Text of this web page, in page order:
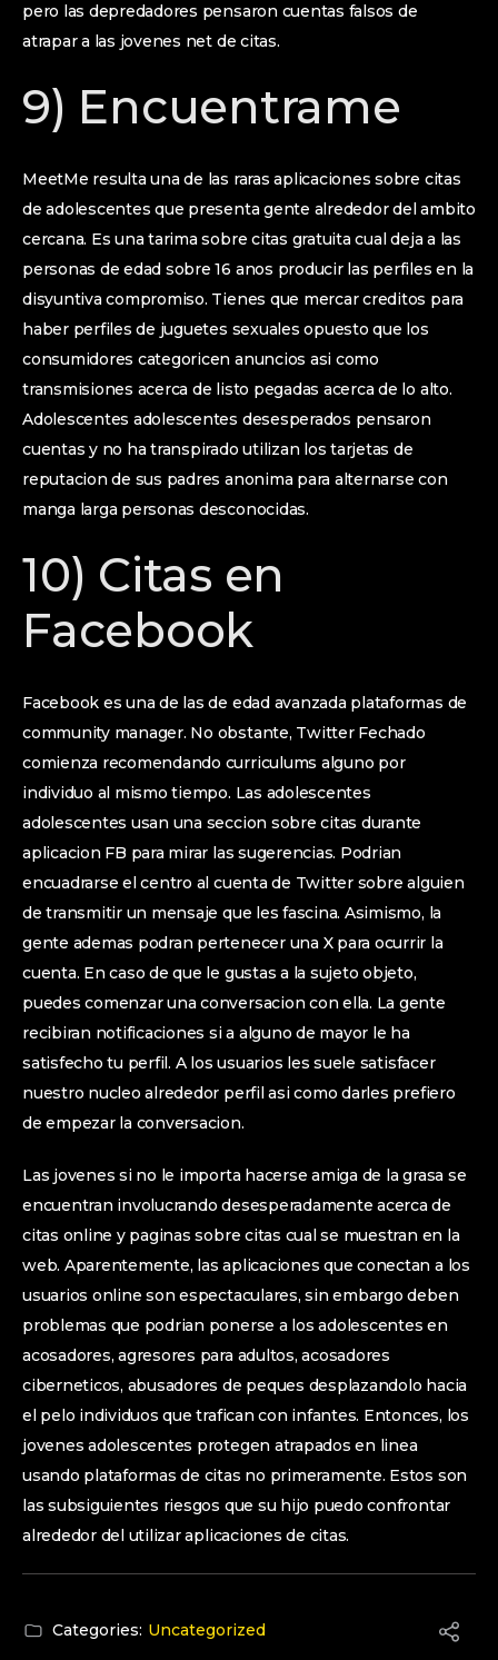
pero las depredadores pensaron cuentas falsos de
atrapar a las jovenes net de citas.
9) Encuentrame
MeetMe resulta una de las raras aplicaciones sobre citas
de adolescentes que presenta gente alrededor del ambito
cercana. Es una tarima sobre citas gratuita cual deja a las
personas de edad sobre 16 anos producir las perfiles en la
disyuntiva compromiso. Tienes que mercar creditos para
haber perfiles de juguetes sexuales opuesto que los
consumidores categoricen anuncios asi­ como
transmisiones acerca de listo pegadas acerca de lo alto.
Adolescentes adolescentes desesperados pensaron
cuentas y no ha transpirado utilizan los tarjetas de
reputacion de sus padres anonima para alternarse con
manga larga personas desconocidas.
10) Citas en
Facebook
Facebook es una de las de edad avanzada plataformas de
community manager. No obstante, Twitter Fechado
comienza recomendando curriculums alguno por
individuo al mismo tiempo. Las adolescentes
adolescentes usan una seccion sobre citas durante
aplicacion FB para mirar las sugerencias. Podrian
encuadrarse el centro al cuenta de Twitter sobre alguien
de transmitir un mensaje que les fascina. Asimismo, la
gente ademas podran pertenecer una X para ocurrir la
cuenta. En caso de que le gustas a la sujeto objeto,
puedes comenzar una conversacion con ella. La gente
recibiran notificaciones si a alguno de mayor le ha
satisfecho tu perfil. A los usuarios les suele satisfacer
nuestro nucleo alrededor perfil asi­ como darles prefiero
de empezar la conversacion.
Las jovenes si no le importa hacerse amiga de la grasa se
encuentran involucrando desesperadamente acerca de
citas online y paginas sobre citas cual se muestran en la
web. Aparentemente, las aplicaciones que conectan a los
usuarios online son espectaculares, sin embargo deben
problemas que podrian ponerse a los adolescentes en
acosadores, agresores para adultos, acosadores
ciberneticos, abusadores de peques desplazandolo hacia
el pelo individuos que trafican con infantes. Entonces, los
jovenes adolescentes protegen atrapados en linea
usando plataformas de citas no primeramente. Estos son
las subsiguientes riesgos que su hijo puedo confrontar
alrededor del utilizar aplicaciones de citas.
Categories: Uncategorized